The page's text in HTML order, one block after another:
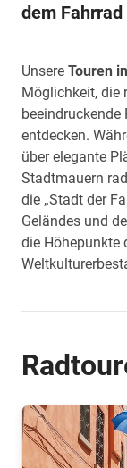
dem Fahrrad
Unsere Touren
Möglichkeit, die
beeindruckende
entdecken.
über elegante
Stadtmauern
die „Stadt der
Geländes und
die Höhepunkte